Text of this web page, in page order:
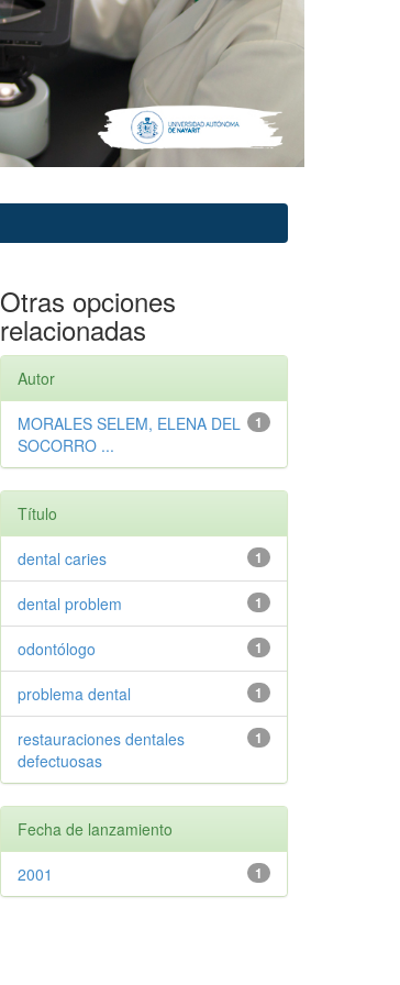
Otras opciones
relacionadas
Autor
1
MORALES SELEM, ELENA DEL
SOCORRO ...
Título
1
dental caries
1
dental problem
1
odontólogo
1
problema dental
1
restauraciones dentales
defectuosas
Fecha de lanzamiento
1
2001